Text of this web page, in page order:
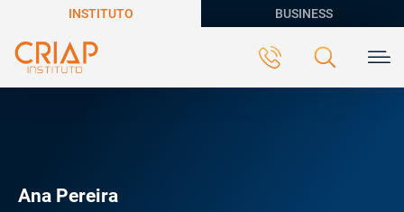
INSTITUTO BUSINESS
Ana Pereira